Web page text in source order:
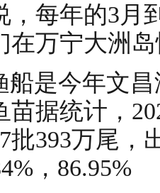
，每年的3月
在万宁大洲
船是今年文
苗据统计，
批393万尾，
，86.95%